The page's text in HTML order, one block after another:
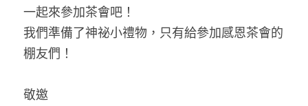
一起來參加茶會吧！
我們準備了神祕小禮物，只有給參加感恩茶會的
棚友們！
敬邀